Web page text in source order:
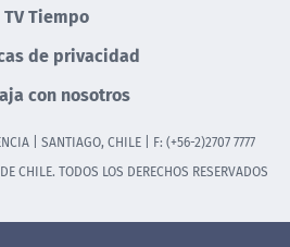
TV Tiempo
de privacidad
con nosotros
| SANTIAGO, CHILE | F: (+56-2)2707 7777
CHILE. TODOS LOS DERECHOS RESERVADOS